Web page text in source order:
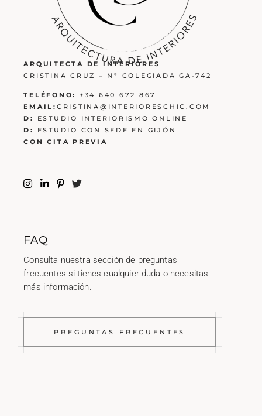
ARQUITECTA DE INTERIORES
CRISTINA CRUZ – Nº COLEGIADA GA-742
TELÉFONO:
+34 640 672 867
EMAIL: CRISTINA@INTERIORESCHIC.COM
D:
ESTUDIO INTERIORISMO ONLINE
D:
ESTUDIO CON SEDE EN GIJÓN
CON CITA PREVIA
FAQ
Consulta nuestra sección de preguntas
frecuentes si tienes cualquier duda o necesitas
más información.
PREGUNTAS FRECUENTES